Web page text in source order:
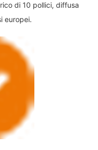
di 10 pollici, diffusa
europei.